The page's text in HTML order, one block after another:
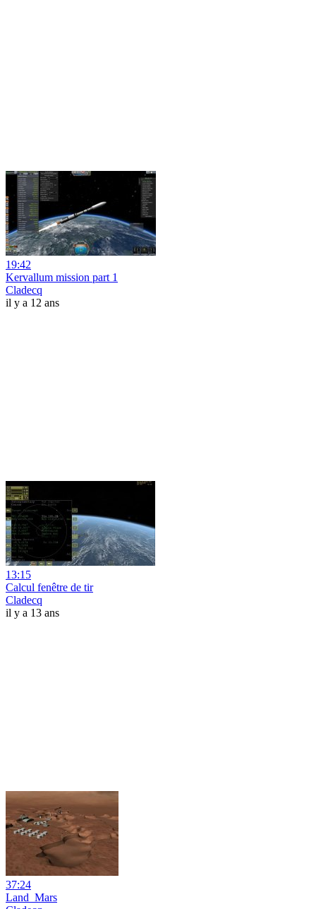
19:42
Kervallum mission part 1
Cladecq
il y a 12 ans
13:15
Calcul fenêtre de tir
Cladecq
il y a 13 ans
37:24
Land_Mars